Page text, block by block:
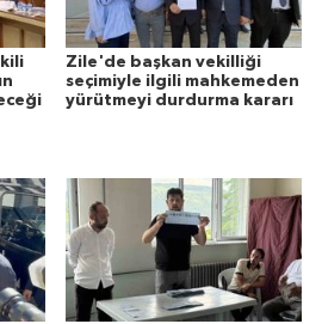
Zile'de başkan vekilliği
seçimiyle ilgili mahkemeden
yürütmeyi durdurma kararı